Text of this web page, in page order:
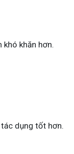
khăn hơn.
dụng tốt hơn.